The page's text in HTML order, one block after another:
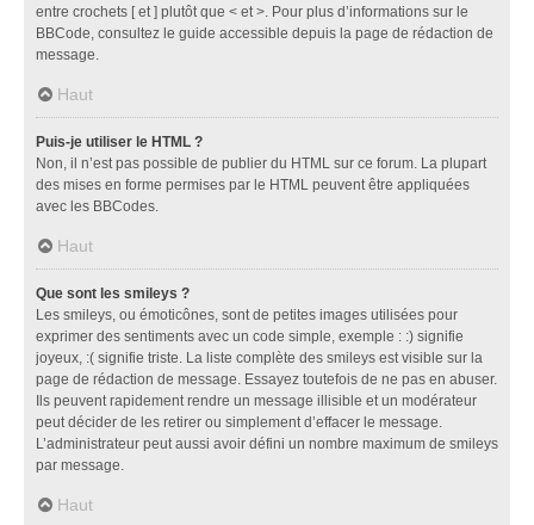
entre crochets [ et ] plutôt que < et >. Pour plus d’informations sur le
BBCode, consultez le guide accessible depuis la page de rédaction de
message.
Haut
Puis-je utiliser le HTML ?
Non, il n’est pas possible de publier du HTML sur ce forum. La plupart
des mises en forme permises par le HTML peuvent être appliquées
avec les BBCodes.
Haut
Que sont les smileys ?
Les smileys, ou émoticônes, sont de petites images utilisées pour
exprimer des sentiments avec un code simple, exemple : :) signifie
joyeux, :( signifie triste. La liste complète des smileys est visible sur la
page de rédaction de message. Essayez toutefois de ne pas en abuser.
Ils peuvent rapidement rendre un message illisible et un modérateur
peut décider de les retirer ou simplement d’effacer le message.
L’administrateur peut aussi avoir défini un nombre maximum de smileys
par message.
Haut